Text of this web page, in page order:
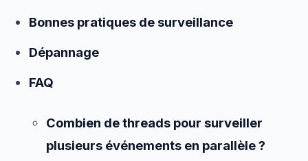
Bonnes pratiques de surveillance
Dépannage
FAQ
Combien de threads pour surveiller
plusieurs événements en parallèle ?